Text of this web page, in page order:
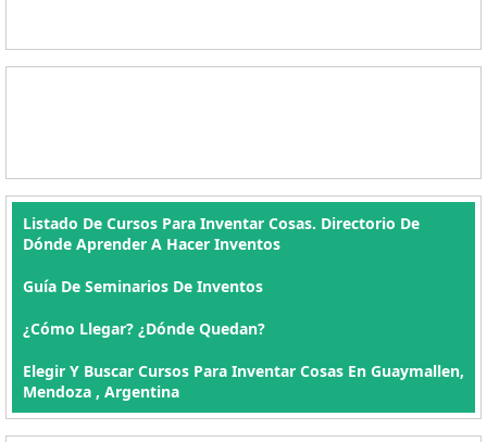
Listado De Cursos Para Inventar Cosas. Directorio De
Dónde Aprender A Hacer Inventos
Guía De Seminarios De Inventos
¿Cómo Llegar? ¿Dónde Quedan?
Elegir Y Buscar Cursos Para Inventar Cosas En Guaymallen,
Mendoza , Argentina